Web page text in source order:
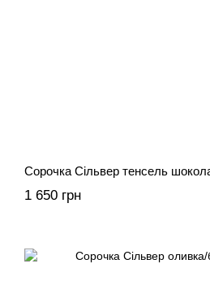
Сорочка Сільвер тенсель
1 650 грн